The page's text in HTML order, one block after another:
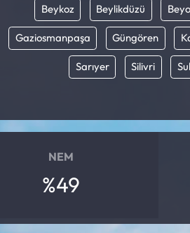
Beykoz Beylikdüzü
Gaziosmanpaşa Güngören
Sarıyer Silivri
NEM
%49